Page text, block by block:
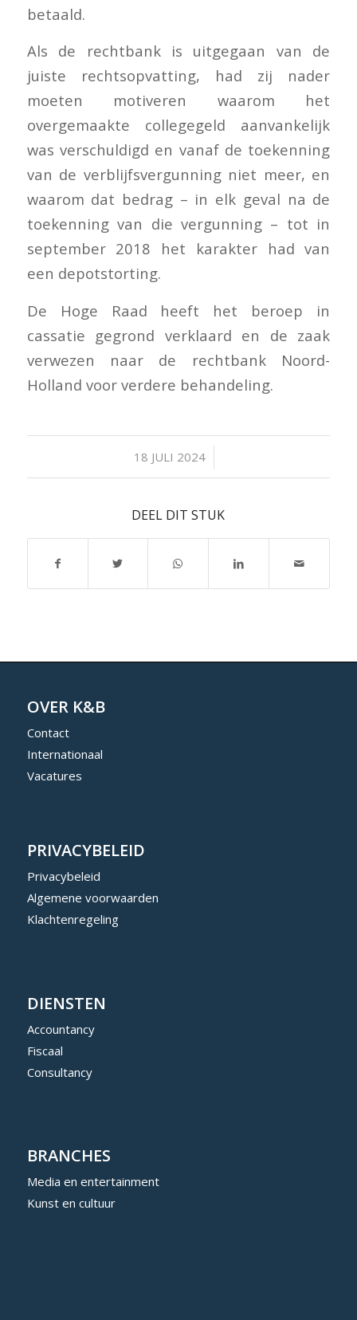
betaald.
Als de rechtbank is uitgegaan van de
juiste rechtsopvatting, had zij nader
moeten motiveren waarom het
overgemaakte collegegeld aanvankelijk
was verschuldigd en vanaf de toekenning
van de verblijfsvergunning niet meer, en
waarom dat bedrag – in elk geval na de
toekenning van die vergunning – tot in
september 2018 het karakter had van
een depotstorting.
De Hoge Raad heeft het beroep in
cassatie gegrond verklaard en de zaak
verwezen naar de rechtbank Noord-
Holland voor verdere behandeling.
18 JULI 2024
/
DEEL DIT STUK
OVER K&B
Contact
Internationaal
Vacatures
PRIVACYBELEID
Privacybeleid
Algemene voorwaarden
Klachtenregeling
DIENSTEN
Accountancy
Fiscaal
Consultancy
BRANCHES
Media en entertainment
Kunst en cultuur